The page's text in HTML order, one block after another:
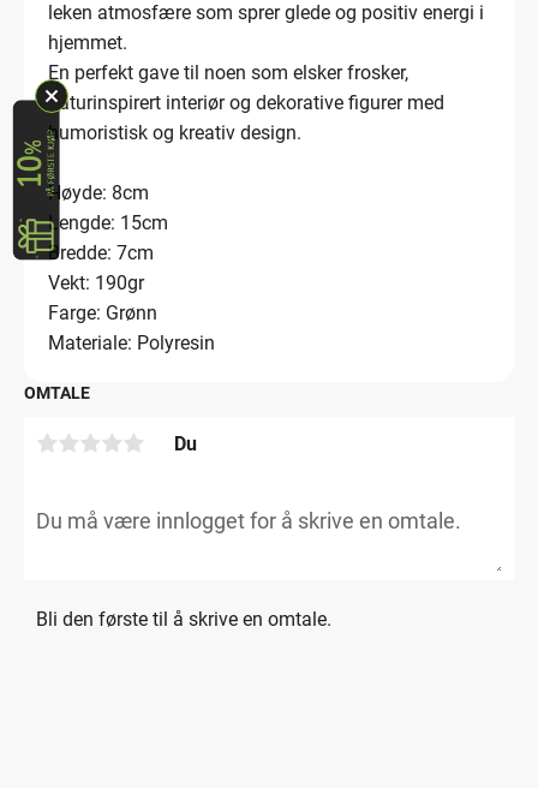
leken atmosfære som sprer glede og positiv energi i
hjemmet.
En perfekt gave til noen som elsker frosker,
naturinspirert interiør og dekorative figurer med
humoristisk og kreativ design.
Høyde: 8cm
Lengde: 15cm
Bredde: 7cm
Vekt: 190gr
Farge: Grønn
Materiale: Polyresin
OMTALE
Du
Bli den første til å skrive en omtale.